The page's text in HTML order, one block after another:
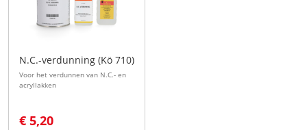
N.C.-verdunning (Kö 710)
Voor het verdunnen van N.C.- en
acryllakken
€ 5,20